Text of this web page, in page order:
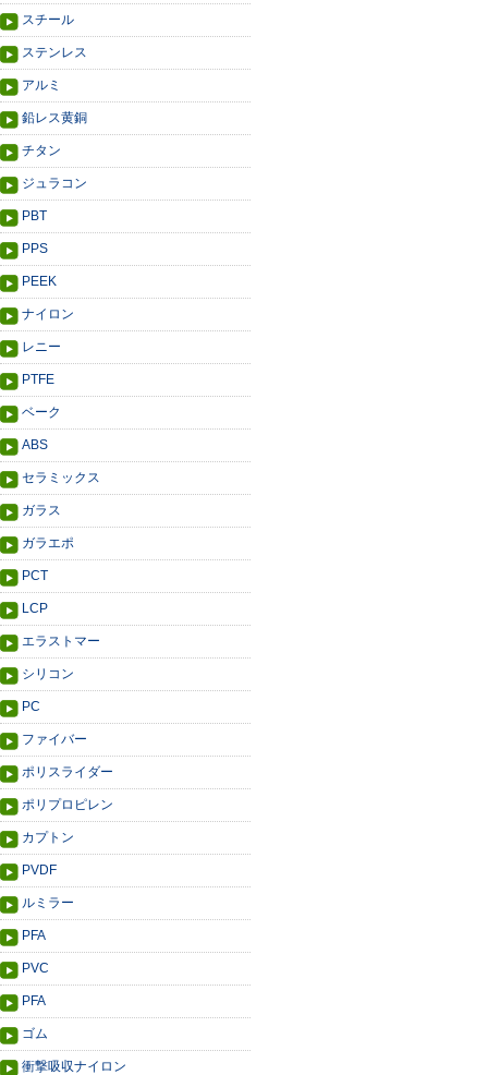
スチール
ステンレス
アルミ
鉛レス黄銅
チタン
ジュラコン
PBT
PPS
PEEK
ナイロン
レニー
PTFE
ベーク
ABS
セラミックス
ガラス
ガラエポ
PCT
LCP
エラストマー
シリコン
PC
ファイバー
ポリスライダー
ポリプロピレン
カプトン
PVDF
ルミラー
PFA
PVC
PFA
ゴム
衝撃吸収ナイロン